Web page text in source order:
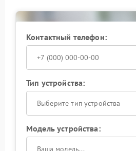
Контактный телефон:
Тип устройства:
Выберите тип устройства
Модель устройства: